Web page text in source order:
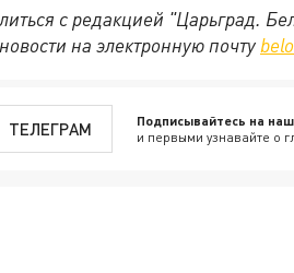
с редакцией "Царьград.
на электронную почту
ТЕЛЕГРАМ Подписывайтесь на
и первыми узнавайте о